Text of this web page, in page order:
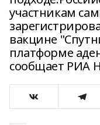
участникам
вакцине
платформе
сообщает РИА